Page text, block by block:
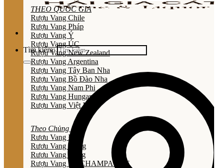
Tìm kiếm:
THEO QUỐC GIA
Rượu Vang Chile
Rượu Vang Pháp
Rượu Vang Ý
Rượu Vang ÚC
Rượu Vang New Zealand
Rượu Vang Argentina
Rượu Vang Tây Ban Nha
Rượu Vang Bồ Đào Nha
Rượu Vang Nam Phi
Rượu Vang Hungary
Rượu Vang Việt Nam
Theo Chủng Loại
Rươu Vang Đỏ
Rươu Vang Trắng
Rươu Vang Hồng
Rượu Vang Nổ/CHAMPAGNE